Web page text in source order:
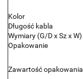
Kolor
Długość kabla
Wymiary (G/D x Sz x W)
Opakowanie
Zawartość opakowania